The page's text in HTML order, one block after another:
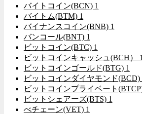
バイトコイン(BCN) 1
バイトム(BTM) 1
バイナンスコイン(BNB) 1
バンコール(BNT) 1
ビットコイン(BTC) 1
ビットコインキャッシュ(BCH） 1
ビットコインゴールド(BTG) 1
ビットコインダイヤモンド(BCD)
ビットコインプライベート
ビットシェアーズ(BTS) 1
べチェーン(VET) 1